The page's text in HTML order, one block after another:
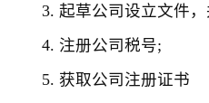
3. 起草公司设立文件，
4. 注册公司税号;
5. 获取公司注册证书